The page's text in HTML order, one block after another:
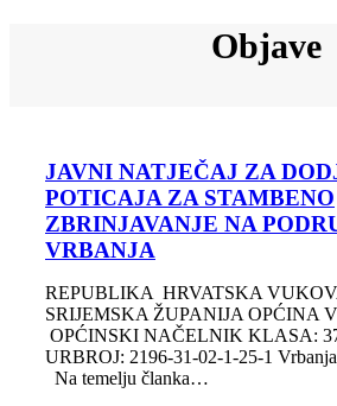
Objave
JAVNI NATJEČAJ ZA
POTICAJA ZA STAMBENO
ZBRINJAVANJE NA
VRBANJA
REPUBLIKA HRVATSKA
SRIJEMSKA ŽUPANIJA OPĆINA
OPĆINSKI NAČELNIK KLASA:
URBROJ: 2196-31-02-1-25-1
Na temelju članka…